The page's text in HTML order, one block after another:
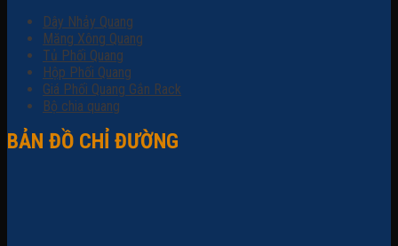
Dây Nhảy Quang
Măng Xông Quang
Tủ Phối Quang
Hộp Phối Quang
Giá Phối Quang Gắn Rack
Bộ chia quang
BẢN ĐỒ CHỈ ĐƯỜNG